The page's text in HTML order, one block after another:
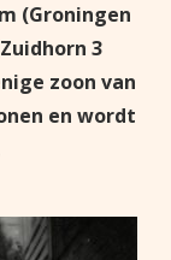
(Groningen
3
zoon van
en wordt